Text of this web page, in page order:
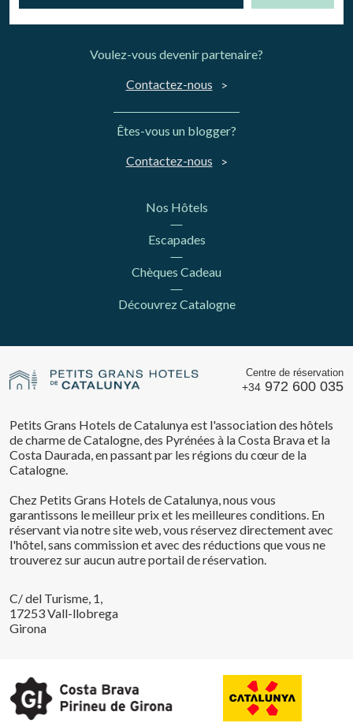
Voulez-vous devenir partenaire?
Contactez-nous
Êtes-vous un blogger?
Contactez-nous
Nos Hôtels
Escapades
Chèques Cadeau
Découvrez Catalogne
Centre de réservation
+34 972 600 035
Petits Grans Hotels de Catalunya est l'association des hôtels
de charme de Catalogne, des Pyrénées à la Costa Brava et la
Costa Daurada, en passant par les régions du cœur de la
Catalogne.
Chez Petits Grans Hotels de Catalunya, nous vous
garantissons le meilleur prix et les meilleures conditions. En
réservant via notre site web, vous réservez directement avec
l'hôtel, sans commission et avec des réductions que vous ne
trouverez sur aucun autre portail de réservation.
C/ del Turisme, 1,
17253 Vall-llobrega
Girona